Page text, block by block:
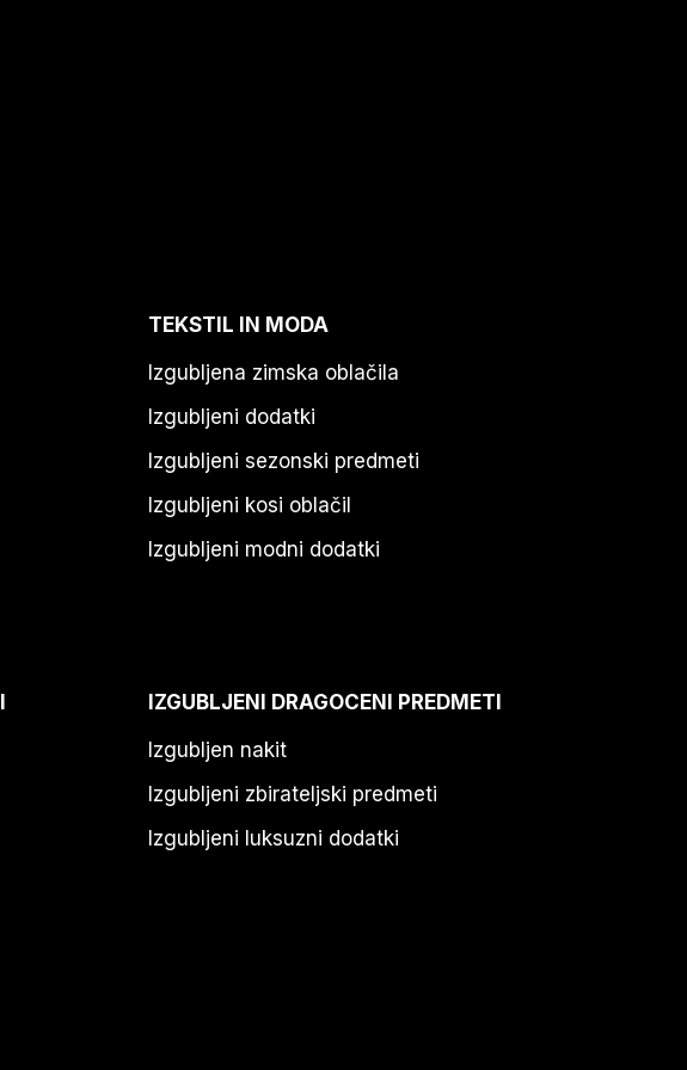
TEKSTIL IN MODA
Izgubljena zimska oblačila
Izgubljeni dodatki
Izgubljeni sezonski predmeti
Izgubljeni kosi oblačil
Izgubljeni modni dodatki
IZGUBLJENI DRAGOCENI PREDMETI
Izgubljen nakit
Izgubljeni zbirateljski predmeti
Izgubljeni luksuzni dodatki